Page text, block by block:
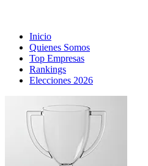
Inicio
Quienes Somos
Top Empresas
Rankings
Elecciones 2026